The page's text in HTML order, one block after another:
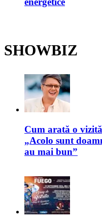
SHOWBIZ
Cum arată o
„Acolo sunt
au mai bun”